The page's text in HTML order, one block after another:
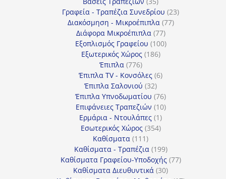
προϊόντα
Γραφεία - Τραπέζια Συνεδρίου 2323
Διακόσμηση - Μικροέπιπλα 7777
Διάφορα Μικροέπιπλα 7777
προϊόντα
Εξοπλισμός Γραφείου 100100
Εξωτερικός Χώρος 186186
Έπιπλα 776776
προϊόντα
Έπιπλα TV - Κονσόλες 66
Έπιπλα Σαλονιού 3232
προϊόντα
Έπιπλα Υπνοδωματίου 7676
προϊόντα
Επιφάνειες Τραπεζιών 1010
Ερμάρια - Ντουλάπες 11
προϊόν
Εσωτερικός Χώρος 354354
Καθίσματα 111111
προϊόντα
Καθίσματα - Τραπέζια 199199
προϊόντα
Καθίσματα Γραφείου-Υποδοχής 7777
Καθίσματα Διευθυντικά 3030